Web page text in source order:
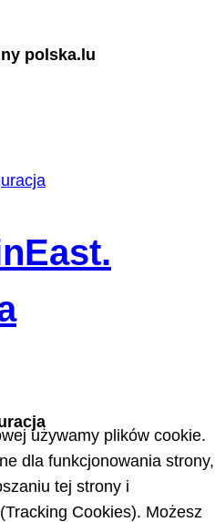
polska.lu
używamy plików cookie.
dla funkcjonowania strony,
tej strony i
Cookies). Możesz